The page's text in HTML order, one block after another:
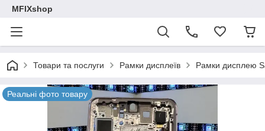
MFIXshop
Товари та послуги Рамки дисплеїв Рамки дисплею
Реальні фото товару